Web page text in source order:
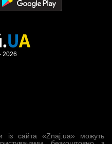
із сайта «Znaj.ua» можуть
2026